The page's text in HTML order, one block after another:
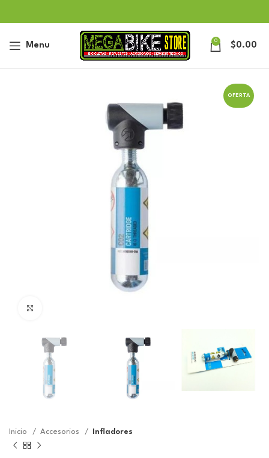
Menu 0 $0.00
OFERTA
Inicio Accesorios Infladores